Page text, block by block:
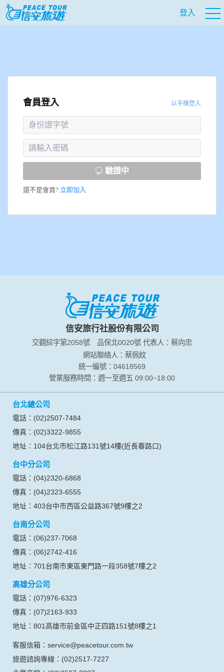
登入
會員登入 以手機登入
驗證中
還不是會員? 立即加入
信安旅行社股份有限公司
交觀綜字第2058號 品保北0020號 代表人：蔡向忠
網站聯絡人：蔡佩紋
統一編號：04618569
營業服務時間：週一至週五 09:00~18:00
台北總公司
電話：(02)2507-7484
傳真：(02)3322-9855
地址：104台北市松江路131號14樓(近長春路口)
台中分公司
電話：(04)2320-6868
傳真：(04)2323-6555
地址：403台中市西區公益路367號9樓之2
台南分公司
電話：(06)237-7068
傳真：(06)2742-416
地址：701台南市東區東門路一段358號7樓之2
高雄分公司
電話：(07)976-6323
傳真：(07)2163-933
地址：801高雄市前金區中正四路151號8樓之1
客服信箱：service@peacetour.com.tw
旅遊諮詢專線：(02)2517-7227